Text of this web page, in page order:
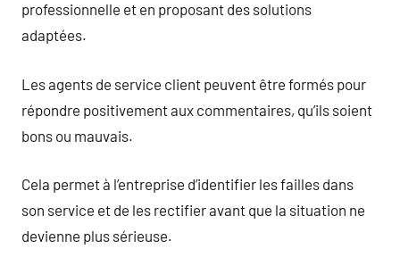
professionnelle et en proposant des solutions
adaptées.
Les agents de service client peuvent être formés pour
répondre positivement aux commentaires, qu’ils soient
bons ou mauvais.
Cela permet à l’entreprise d’identifier les failles dans
son service et de les rectifier avant que la situation ne
devienne plus sérieuse.